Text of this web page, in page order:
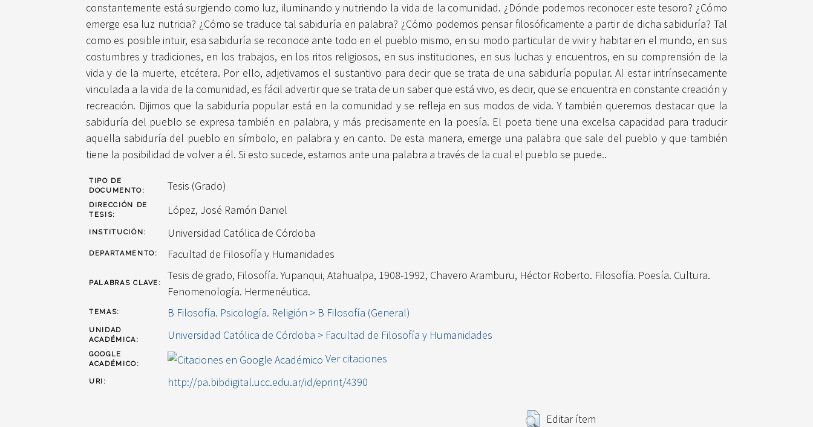
constantemente está surgiendo como luz, iluminando y nutriendo la vida de la comunidad. ¿Dónde podemos reconocer este tesoro? ¿Cómo
emerge esa luz nutricia? ¿Cómo se traduce tal sabiduría en palabra? ¿Cómo podemos pensar filosóficamente a partir de dicha sabiduría? Tal
como es posible intuir, esa sabiduría se reconoce ante todo en el pueblo mismo, en su modo particular de vivir y habitar en el mundo, en sus
costumbres y tradiciones, en los trabajos, en los ritos religiosos, en sus instituciones, en sus luchas y encuentros, en su comprensión de la
vida y de la muerte, etcétera. Por ello, adjetivamos el sustantivo para decir que se trata de una sabiduría popular. Al estar intrínsecamente
vinculada a la vida de la comunidad, es fácil advertir que se trata de un saber que está vivo, es decir, que se encuentra en constante creación y
recreación. Dijimos que la sabiduría popular está en la comunidad y se refleja en sus modos de vida. Y también queremos destacar que la
sabiduría del pueblo se expresa también en palabra, y más precisamente en la poesía. El poeta tiene una excelsa capacidad para traducir
aquella sabiduría del pueblo en símbolo, en palabra y en canto. De esta manera, emerge una palabra que sale del pueblo y que también
tiene la posibilidad de volver a él. Si esto sucede, estamos ante una palabra a través de la cual el pueblo se puede..
TIPO DE
DOCUMENTO:
Tesis (Grado)
DIRECCIÓN DE
TESIS:
López, José Ramón Daniel
INSTITUCIÓN: Universidad Católica de Córdoba
DEPARTAMENTO: Facultad de Filosofía y Humanidades
PALABRAS CLAVE:
Tesis de grado, Filosofía. Yupanqui, Atahualpa, 1908-1992, Chavero Aramburu, Héctor Roberto. Filosofía. Poesía. Cultura.
Fenomenología. Hermenéutica.
TEMAS: B Filosofía. Psicología. Religión > B Filosofía (General)
UNIDAD
ACADÉMICA:
Universidad Católica de Córdoba > Facultad de Filosofía y Humanidades
GOOGLE
ACADÉMICO:
Ver citaciones
URI: http://pa.bibdigital.ucc.edu.ar/id/eprint/4390
Editar ítem